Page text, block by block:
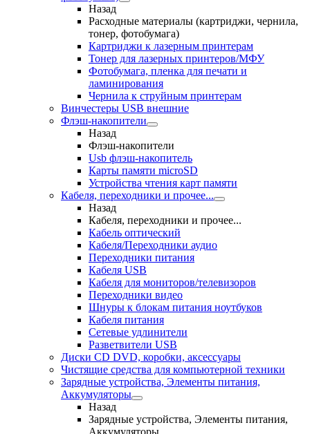
Назад
Расходные материалы (картриджи, чернила,
тонер, фотобумага)
Картриджи к лазерным принтерам
Тонер для лазерных принтеров/МФУ
Фотобумага, пленка для печати и
ламинирования
Чернила к струйным принтерам
Винчестеры USB внешние
Флэш-накопители
Назад
Флэш-накопители
Usb флэш-накопитель
Карты памяти microSD
Устройства чтения карт памяти
Кабеля, переходники и прочее...
Назад
Кабеля, переходники и прочее...
Кабель оптический
Кабеля/Переходники аудио
Переходники питания
Кабеля USB
Кабеля для мониторов/телевизоров
Переходники видео
Шнуры к блокам питания ноутбуков
Кабеля питания
Сетевые удлинители
Разветвители USB
Диски CD DVD, коробки, аксессуары
Чистящие средства для компьютерной техники
Зарядные устройства, Элементы питания,
Аккумуляторы
Назад
Зарядные устройства, Элементы питания,
Аккумуляторы